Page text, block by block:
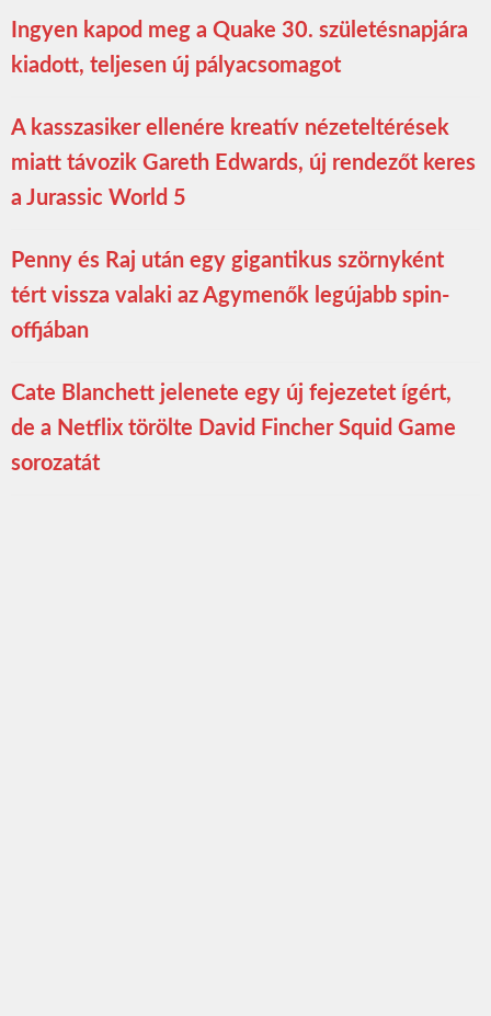
Ingyen kapod meg a Quake 30. születésnapjára
kiadott, teljesen új pályacsomagot
A kasszasiker ellenére kreatív nézeteltérések
miatt távozik Gareth Edwards, új rendezőt keres
a Jurassic World 5
Penny és Raj után egy gigantikus szörnyként
tért vissza valaki az Agymenők legújabb spin-
offjában
Cate Blanchett jelenete egy új fejezetet ígért,
de a Netflix törölte David Fincher Squid Game
sorozatát